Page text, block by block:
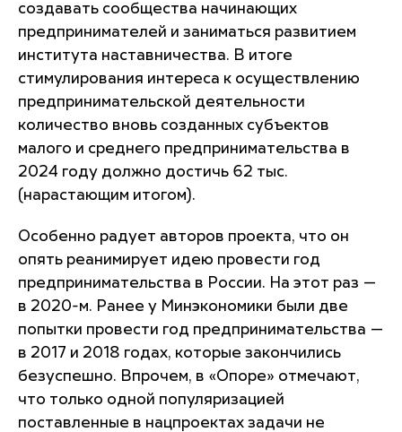
создавать сообщества начинающих
предпринимателей и заниматься развитием
института наставничества. В итоге
стимулирования интереса к осуществлению
предпринимательской деятельности
количество вновь созданных субъектов
малого и среднего предпринимательства в
2024 году должно достичь 62 тыс.
(нарастающим итогом).
Особенно радует авторов проекта, что он
опять реанимирует идею провести год
предпринимательства в России. На этот раз —
в 2020-м. Ранее у Минэкономики были две
попытки провести год предпринимательства —
в 2017 и 2018 годах, которые закончились
безуспешно. Впрочем, в «Опоре» отмечают,
что только одной популяризацией
поставленные в нацпроектах задачи не